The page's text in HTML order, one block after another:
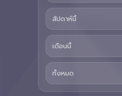
สัปดาห์นี้
เดือนนี้
ทั้งหมด